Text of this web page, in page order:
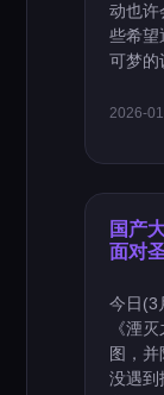
动也许
些希望
可梦的
2026-
国产
面对
今日(3
《湮
图，
没遇到